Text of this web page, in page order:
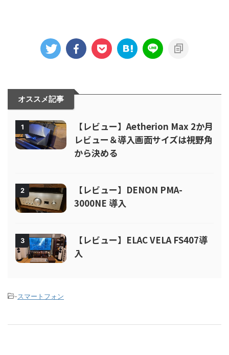
オススメ記事
1
【レビュー】Aetherion Max 2か月
レビュー＆導入画面サイズは視野角
から決める
2
【レビュー】DENON PMA-
3000NE 導入
3
【レビュー】ELAC VELA FS407導
入
-スマートフォン